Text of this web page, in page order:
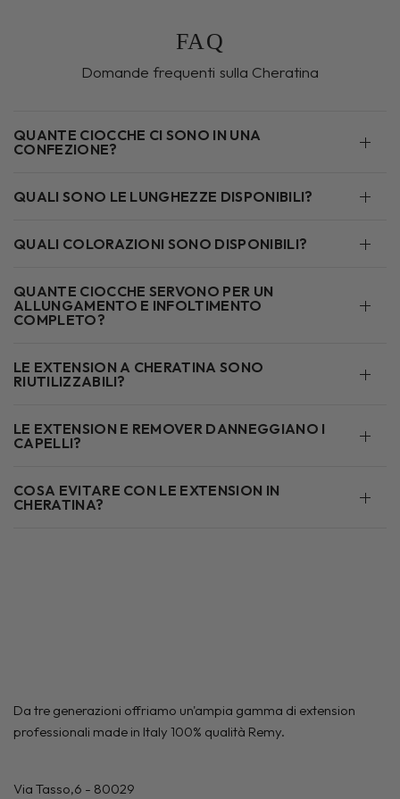
FAQ
Domande frequenti sulla Cheratina
QUANTE CIOCCHE CI SONO IN UNA
CONFEZIONE?
QUALI SONO LE LUNGHEZZE DISPONIBILI?
QUALI COLORAZIONI SONO DISPONIBILI?
QUANTE CIOCCHE SERVONO PER UN
ALLUNGAMENTO E INFOLTIMENTO
COMPLETO?
LE EXTENSION A CHERATINA SONO
RIUTILIZZABILI?
LE EXTENSION E REMOVER DANNEGGIANO I
CAPELLI?
COSA EVITARE CON LE EXTENSION IN
CHERATINA?
Da tre generazioni offriamo un'ampia gamma di extension
professionali made in Italy 100% qualità Remy.
Via Tasso,6 - 80029